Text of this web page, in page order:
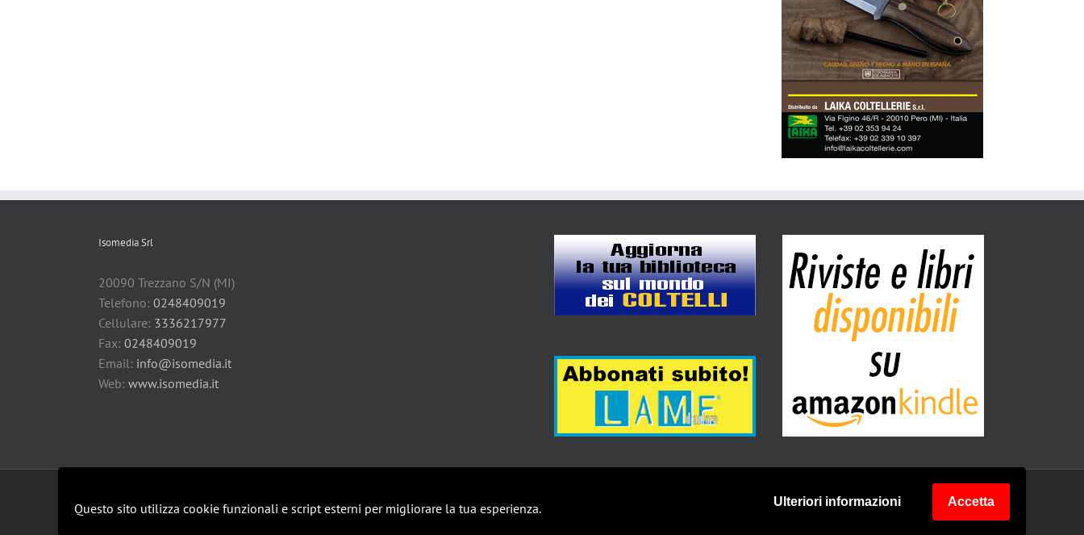
Questo sito utilizza cookie funzionali e script esterni per migliorare la tua esperienza. Ulteriori informazioni Accetta
Isomedia Srl
20090 Trezzano S/N (MI)
Telefono: 0248409019
Cellulare: 3336217977
Fax: 0248409019
Email: info@isomedia.it
Web: www.isomedia.it
Le mie impostazioni
FacebookFacebookFacebookFacebookInstagramInstagramInstagram